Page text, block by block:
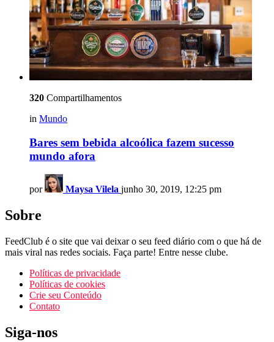
320 Compartilhamentos
in Mundo
Bares sem bebida alcoólica fazem sucesso
mundo afora
por Maysa Vilela junho 30, 2019, 12:25 pm
Sobre
FeedClub é o site que vai deixar o seu feed diário com o que há de
mais viral nas redes sociais. Faça parte! Entre nesse clube.
Políticas de privacidade
Políticas de cookies
Crie seu Conteúdo
Contato
Siga-nos